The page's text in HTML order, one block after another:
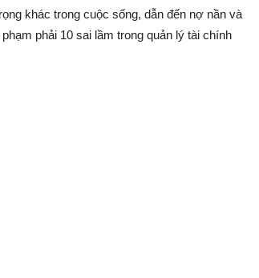
khác trong cuộc sống, dẫn đến nợ nần và
phải 10 sai lầm trong quản lý tài chính